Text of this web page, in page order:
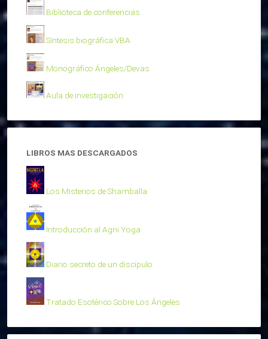
Biblioteca de conferencias
Síntesis biográfica VBA
Monográfico Ángeles/Devas
Aula de investigación
LIBROS MAS DESCARGADOS
Los Misterios de Shamballa
Introducción al Agni Yoga
Diario secreto de un discípulo
Tratado Esotérico Sobre Los Ángeles